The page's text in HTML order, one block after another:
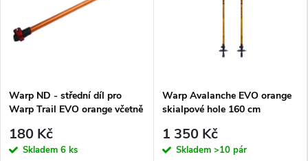
Warp ND - střední díl pro
Warp Trail EVO orange včetně
180 Kč
Skladem 6 ks
Warp Avalanche EVO orange
skialpové hole 160 cm
1 350 Kč
Skladem >10 pár